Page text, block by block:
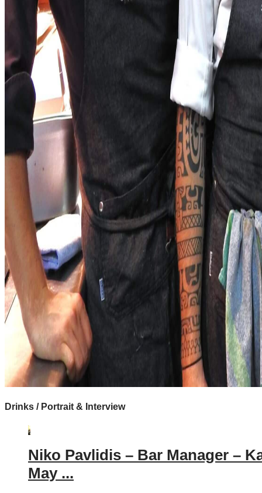
Drinks / Portrait & Interview
Niko Pavlidis – Bar Manager –
May ...